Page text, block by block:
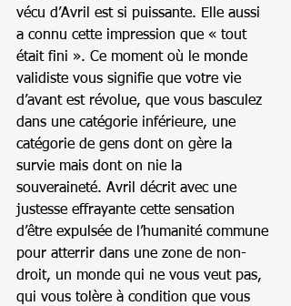
vécu d’Avril est si puissante. Elle aussi
a connu cette impression que « tout
était fini ». Ce moment où le monde
validiste vous signifie que votre vie
d’avant est révolue, que vous basculez
dans une catégorie inférieure, une
catégorie de gens dont on gère la
survie mais dont on nie la
souveraineté. Avril décrit avec une
justesse effrayante cette sensation
d’être expulsée de l’humanité commune
pour atterrir dans une zone de non-
droit, un monde qui ne vous veut pas,
qui vous tolère à condition que vous